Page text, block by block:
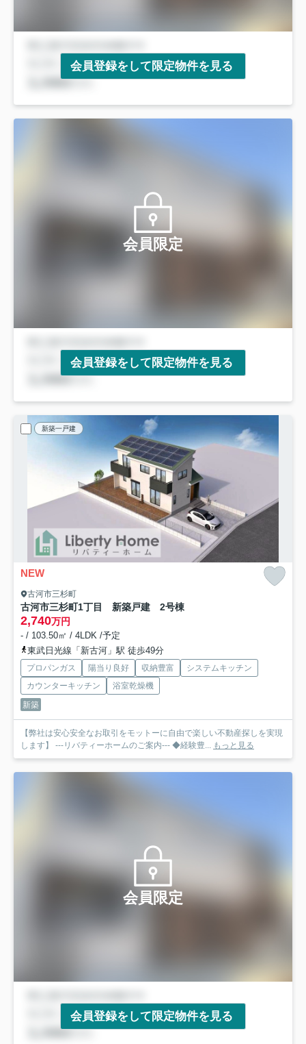
会員登録をして限定物件を見る
会員限定
会員登録をして限定物件を見る
新築一戸建
NEW
古河市三杉町
古河市三杉町1丁目 新築戸建 2号棟
2,740万円
- / 103.50㎡ / 4LDK /予定
東武日光線「新古河」駅 徒歩49分
プロパンガス 陽当り良好 収納豊富
システムキッチン
カウンターキッチン
浴室乾燥機
新築
【弊社は安心安全なお取引をモットーに自由で楽しい不動産探しを実現
します】 ---リバティーホームのご案内--- ◆経験豊... もっと見る
会員限定
会員登録をして限定物件を見る